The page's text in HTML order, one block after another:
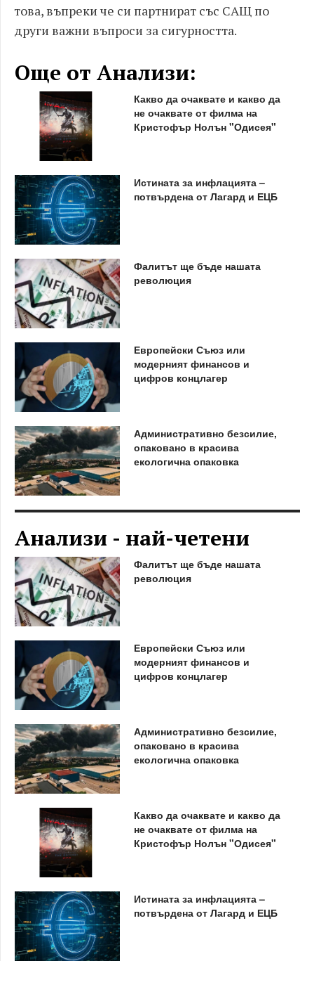
това, въпреки че си партнират със САЩ по
други важни въпроси за сигурността.
Още от Анализи:
Какво да очаквате и какво да
не очаквате от филма на
Кристофър Нолън "Одисея"
Истината за инфлацията –
потвърдена от Лагард и ЕЦБ
Фалитът ще бъде нашата
революция
Европейски Съюз или
модерният финансов и
цифров концлагер
Административно безсилие,
опаковано в красива
екологична опаковка
Анализи - най-четени
Фалитът ще бъде нашата
революция
Европейски Съюз или
модерният финансов и
цифров концлагер
Административно безсилие,
опаковано в красива
екологична опаковка
Какво да очаквате и какво да
не очаквате от филма на
Кристофър Нолън "Одисея"
Истината за инфлацията –
потвърдена от Лагард и ЕЦБ